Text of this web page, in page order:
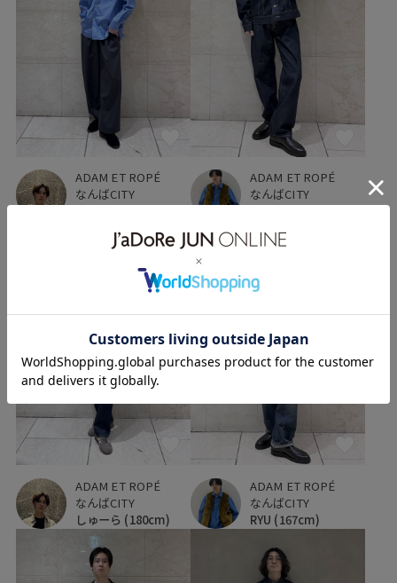
ADAM ET ROPÉ
なんばCITY
ADAM ET ROPÉ
なんばCITY
ADAM ET ROPÉ
なんばCITY
しゅーら (180cm)
ADAM ET ROPÉ
なんばCITY
RYU (167cm)